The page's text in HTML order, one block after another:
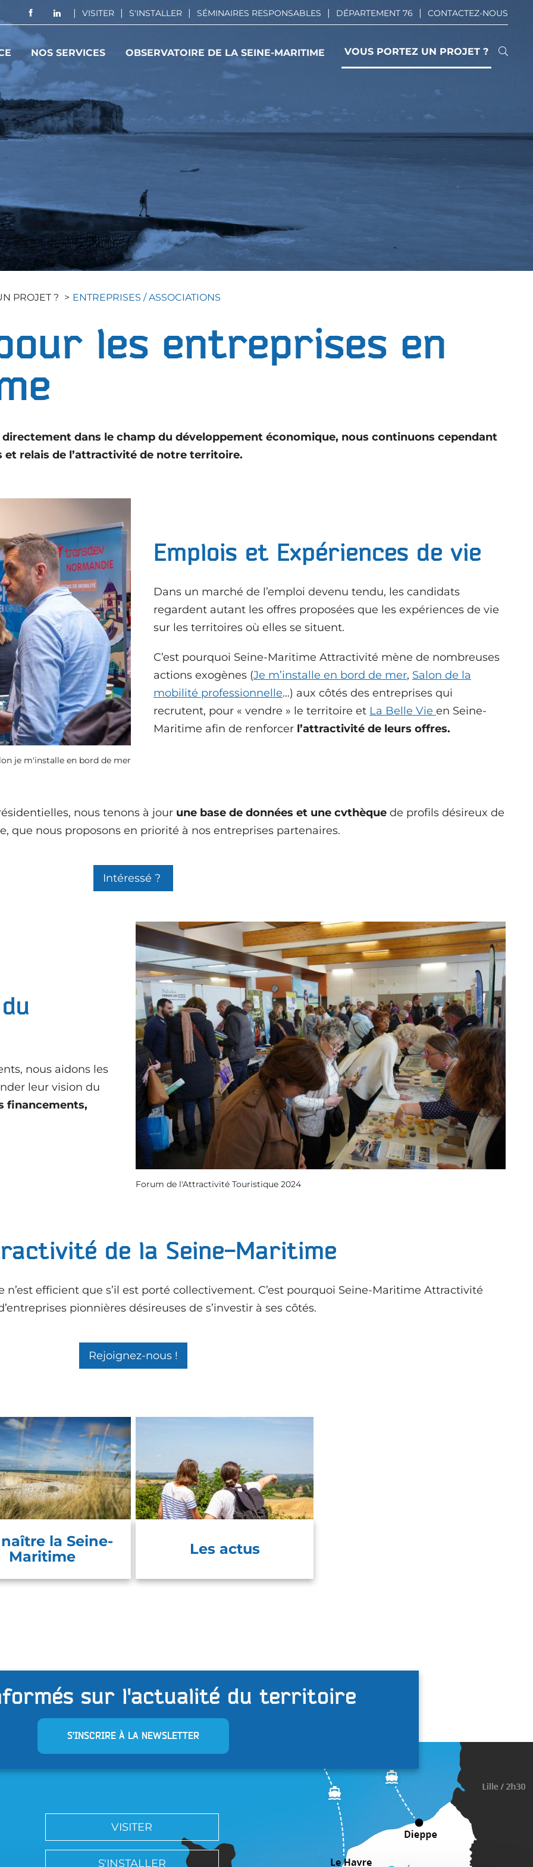
VISITER S'INSTALLER SÉMINAIRES RESPONSABLES DÉPARTEMENT 76 CONTACTEZ-NOUS
NOS SERVICES OBSERVATOIRE DE LA SEINE-MARITIME VOUS PORTEZ UN PROJET ?
PROJET ? ENTREPRISES / ASSOCIATIONS
les entreprises en
dans le champ du développement économique, nous continuons cependant
relais de l’attractivité de notre territoire.
je m'installe en bord de mer
Emplois et Expériences de vie
Dans un marché de l’emploi devenu tendu, les candidats
regardent autant les offres proposées que les expériences de vie
sur les territoires où elles se situent.
C’est pourquoi Seine-Maritime Attractivité mène de nombreuses
actions exogènes (Je m’installe en bord de mer, Salon de la
mobilité professionnelle…) aux côtés des entreprises qui
recrutent, pour « vendre » le territoire et La Belle Vie en Seine-
Maritime afin de renforcer l’attractivité de leurs offres.
nous tenons à jour une base de données et une cvthèque de profils désireux de
que nous proposons en priorité à nos entreprises partenaires.
Intéressé ?
nous aidons les
leur vision du
financements,
Forum de l'Attractivité Touristique 2024
de la Seine-Maritime
efficient que s’il est porté collectivement. C’est pourquoi Seine-Maritime Attractivité
pionnières désireuses de s’investir à ses côtés.
Rejoignez-nous !
la Seine-
Maritime
Les actus
sur l'actualité du territoire
S'INSCRIRE À LA NEWSLETTER
VISITER
S'INSTALLER